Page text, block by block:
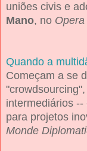
uniões civis e
Mano, no
Quando a
Começam a se
intermediários
para projetos
Monde